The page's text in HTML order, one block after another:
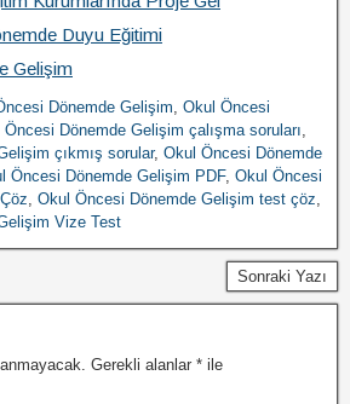
Duyu Eğitimi
Gelişim
Dönemde Gelişim, Okul Öncesi
Öncesi Dönemde Gelişim çalışma soruları,
çıkmış sorular, Okul Öncesi Dönemde
Öncesi Dönemde Gelişim PDF, Okul Öncesi
, Okul Öncesi Dönemde Gelişim test çöz,
Vize Test
Sonraki Yazı
Gerekli alanlar * ile